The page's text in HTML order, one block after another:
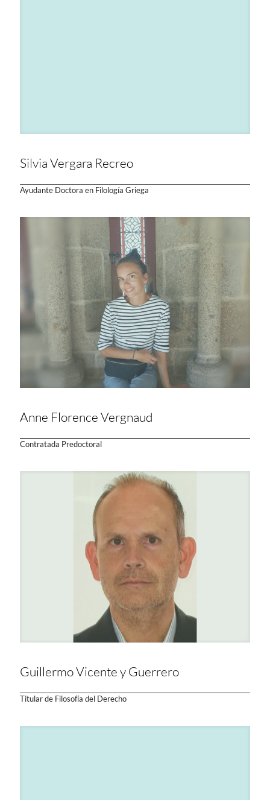
Silvia Vergara Recreo
Ayudante Doctora en Filología Griega
Anne Florence Vergnaud
Contratada Predoctoral
Guillermo Vicente y Guerrero
Titular de Filosofía del Derecho